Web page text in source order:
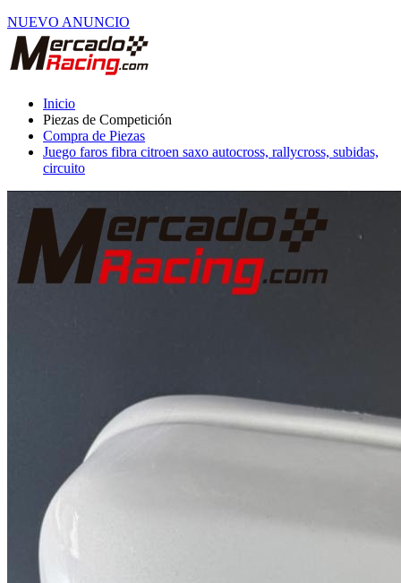
NUEVO ANUNCIO
Inicio
Piezas de Competición
Compra de Piezas
Juego faros fibra citroen saxo autocross, rallycross, subidas,
circuito